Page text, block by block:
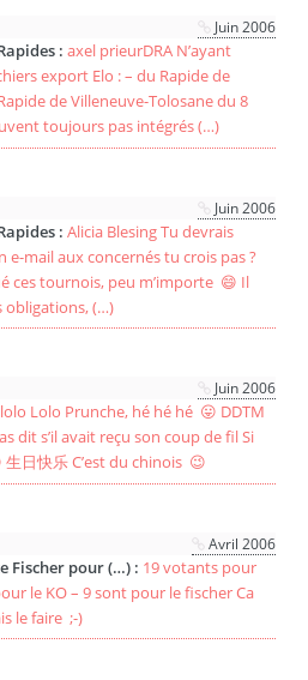
Juin 2006
:axel prieurDRA N’ayant
Elo : – du Rapide de
toujours pas intégrés (…)
Juin 2006
:Alicia Blesing Tu devrais
mail aux concernés tu crois pas ?
obligations, (…)
Juin 2006
lolo Lolo Prunche, hé hé hé 😛 DDTM
dit s’il avait reçu son coup de fil Si
.... je t’avais répondu 😉 生日快乐 C’est du chinois 😉
Avril 2006
Fischer pour (…) : 19 votants pour
sert à rien mais je voulais le faire ;-)